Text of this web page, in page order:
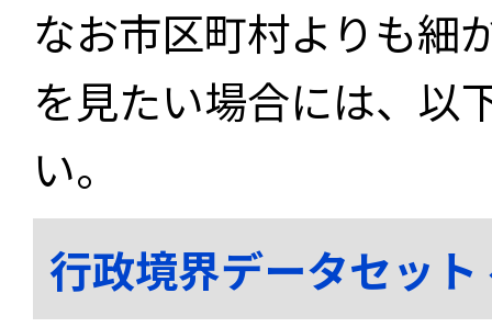
なお市区町村よりも細
を見たい場合には、以
い。
行政境界データセッ